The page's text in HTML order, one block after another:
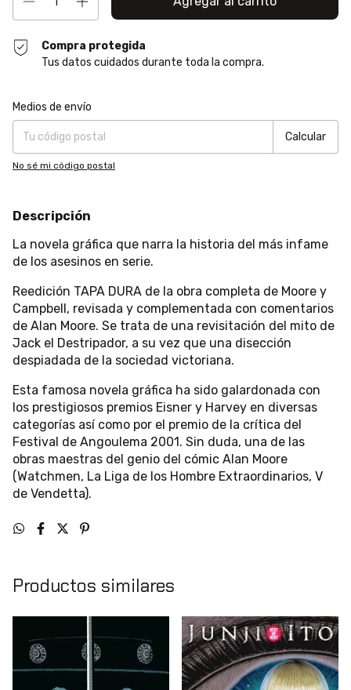
Compra protegida
Tus datos cuidados durante toda la compra.
Entregas para el CP:
Medios de envío
Calcular
No sé mi código postal
Descripción
La novela gráfica que narra la historia del más infame
de los asesinos en serie.
Reedición TAPA DURA de la obra completa de Moore y
Campbell, revisada y complementada con comentarios
de Alan Moore. Se trata de una revisitación del mito de
Jack el Destripador, a su vez que una disección
despiadada de la sociedad victoriana.
Esta famosa novela gráfica ha sido galardonada con
los prestigiosos premios Eisner y Harvey en diversas
categorías así como por el premio de la crítica del
Festival de Angoulema 2001. Sin duda, una de las
obras maestras del genio del cómic Alan Moore
(Watchmen, La Liga de los Hombre Extraordinarios, V
de Vendetta).
Productos similares